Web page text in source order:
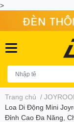
>
Trang chủ /
Loa Di Động Mini
Đỉnh Cao Đa Năng,